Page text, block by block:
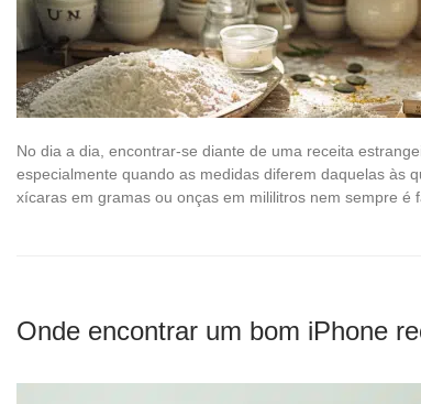
No dia a dia, encontrar-se diante de uma receita
especialmente quando as medidas diferem daquelas às
xícaras em gramas ou onças em mililitros nem sempre é
Onde encontrar um bom iPhone